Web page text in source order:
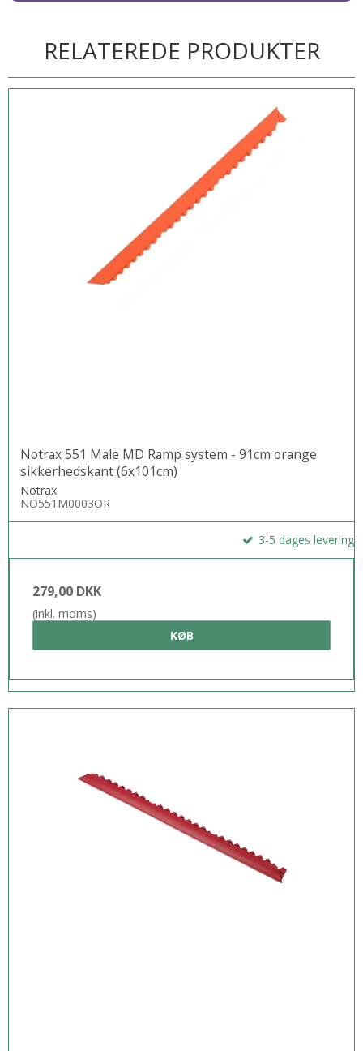
RELATEREDE PRODUKTER
Notrax 551 Male MD Ramp system - 91cm orange
sikkerhedskant (6x101cm)
Notrax
NO551M0003OR
3-5 dages levering
279,00 DKK
(inkl. moms)
KØB